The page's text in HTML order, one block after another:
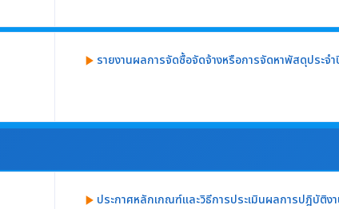
play_arrow รายงานผลการจัดซื้อจัดจ้างหรือการจัดหาพัสดุประจำ
play_arrow ประกาศหลักเกณฑ์และวิธีการประเมินผลการปฎิบัติง